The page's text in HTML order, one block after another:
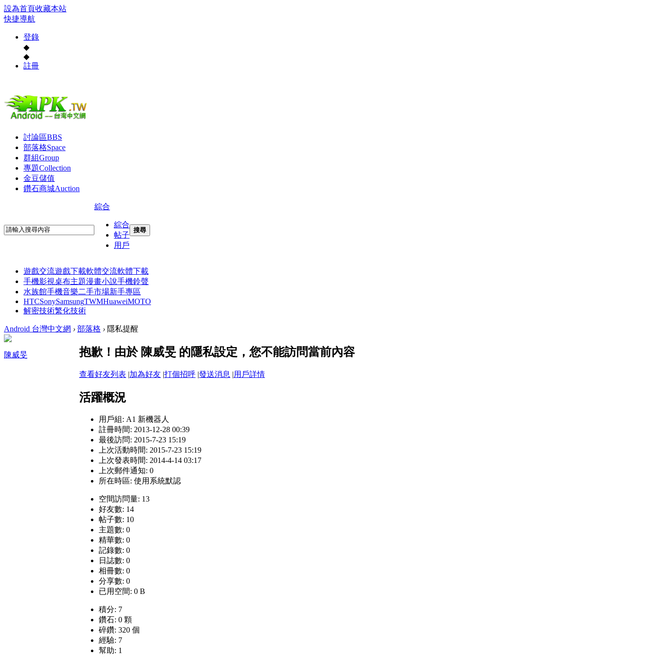
設為首頁收藏本站
快捷導航
登錄
◆
◆
註冊
討論區BBS
部落格Space
群組Group
專題Collection
金豆儲值
鑽石商城Auction
綜合
綜合
帖子
用戶
搜尋
遊戲交流遊戲下載軟體交流軟體下載
手機影視桌布主題漫畫小說手機鈴聲
水族館手機音樂二手市場新手專區
HTCSonySamsungTWMHuaweiMOTO
解密技術繁化技術
Android 台灣中文網 › 部落格 › 隱私提醒
陳威旻 抱歉！由於 陳威旻 的隱私設定，您不能訪問當前內容
查看好友列表 |加為好友 |打個招呼 |發送消息 |用戶詳情
活躍概況
用戶組: A1 新機器人
註冊時間: 2013-12-28 00:39
最後訪問: 2015-7-23 15:19
上次活動時間: 2015-7-23 15:19
上次發表時間: 2014-4-14 03:17
上次郵件通知: 0
所在時區: 使用系統默認
空間訪問量: 13
好友數: 14
帖子數: 10
主題數: 0
精華數: 0
記錄數: 0
日誌數: 0
相冊數: 0
分享數: 0
已用空間: 0 B
積分: 7
鑽石: 0 顆
碎鑽: 320 個
經驗: 7
幫助: 1